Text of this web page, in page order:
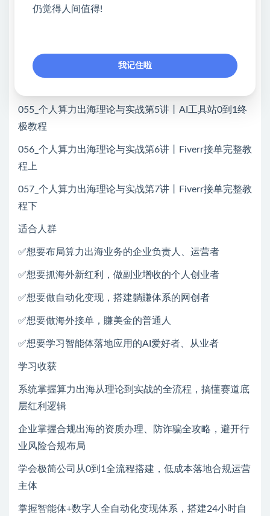
体跨境__丨启动清单
054_个人算力出海理论与实战第4讲丨API代理申请0到
055_个人算力出海理论与实战第5讲丨AI工具站0到1终
极教程
056_个人算力出海理论与实战第6讲丨Fiverr接单完整教
程上
057_个人算力出海理论与实战第7讲丨Fiverr接单完整教
程下
适合人群
✅想要布局算力出海业务的企业负责人、运营者
✅想要抓海外新红利，做副业增收的个人创业者
✅想要做自动化变现，搭建躺賺体系的网创者
✅想要做海外接单，賺美金的普通人
✅想要学习智能体落地应用的AI爱好者、从业者
学习收获
系统掌握算力出海从理论到实战的全流程，搞懂赛道底
层红利逻辑
企业掌握合规出海的资质办理、防诈骗全攻略，避开行
业风险合规布局
学会极简公司从0到1全流程搭建，低成本落地合规运营
主体
掌握智能体+数字人全自动化变现体系，搭建24小时自
仍觉得人间值得!
我记住啦